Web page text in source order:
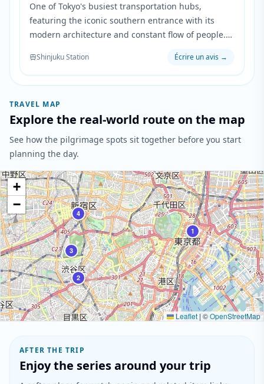
One of Tokyo's busiest transportation hubs,
featuring the iconic southern entrance with its
modern architecture and constant flow of people.
and serves as a backdrop for character transitions
in the series.
Shinjuku Station Écrire un avis →
TRAVEL MAP
Explore the real-world route on the map
See how the pilgrimage spots sit together before you start
planning the day.
1
2
3
4
+
−
Leaflet | ©OpenStreetMap
AFTER THE TRIP
Enjoy the series around your trip